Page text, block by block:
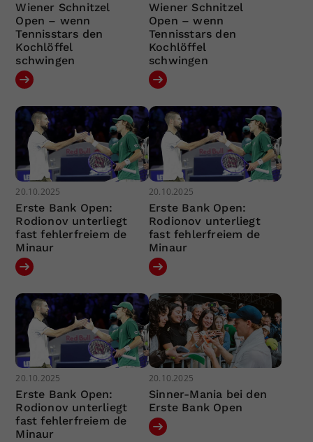
Wiener Schnitzel
Open – wenn
Tennisstars den
Kochlöffel
schwingen
Wiener Schnitzel
Open – wenn
Tennisstars den
Kochlöffel
schwingen
20.10.2025
Erste Bank Open:
Rodionov unterliegt
fast fehlerfreiem de
Minaur
20.10.2025
Erste Bank Open:
Rodionov unterliegt
fast fehlerfreiem de
Minaur
20.10.2025
Erste Bank Open:
Rodionov unterliegt
fast fehlerfreiem de
Minaur
20.10.2025
Sinner-Mania bei den
Erste Bank Open